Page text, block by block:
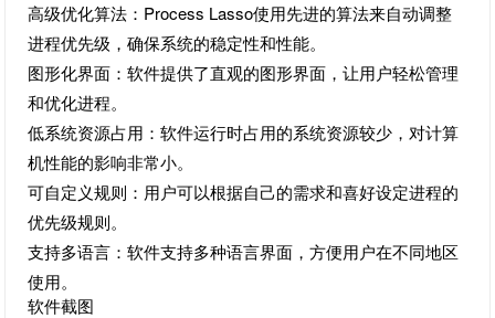
高级优化算法：Process Lasso使用先进的算法来自动调整
进程优先级，确保系统的稳定性和性能。
图形化界面：软件提供了直观的图形界面，让用户轻松管理
和优化进程。
低系统资源占用：软件运行时占用的系统资源较少，对计算
机性能的影响非常小。
可自定义规则：用户可以根据自己的需求和喜好设定进程的
优先级规则。
支持多语言：软件支持多种语言界面，方便用户在不同地区
使用。
软件截图